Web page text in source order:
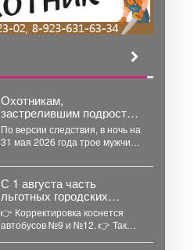
Охотникам,
застрелившим подростка
в Кузбассе, продлили
арест до 31 августа
По версии следствия, в ночь на
31 мая 2026 года трое мужчин,
охотой...
С 1 августа часть
льготных городских
автобусов изменит
маршрут.
👉 Корректировка коснется
автобусов №9 и №12. 👉 Также